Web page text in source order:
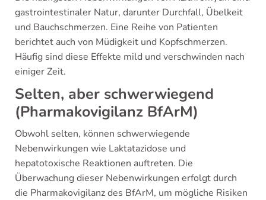
gastrointestinaler Natur, darunter Durchfall, Übelkeit
und Bauchschmerzen. Eine Reihe von Patienten
berichtet auch von Müdigkeit und Kopfschmerzen.
Häufig sind diese Effekte mild und verschwinden nach
einiger Zeit.
Selten, aber schwerwiegend
(Pharmakovigilanz BfArM)
Obwohl selten, können schwerwiegende
Nebenwirkungen wie Laktatazidose und
hepatotoxische Reaktionen auftreten. Die
Überwachung dieser Nebenwirkungen erfolgt durch
die Pharmakovigilanz des BfArM, um mögliche Risiken